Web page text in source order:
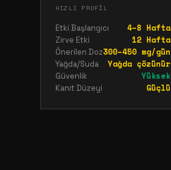
HIZLI PROFIL
Etki Başlangıcı 4–8 Hafta
Zirve Etki 12 Hafta
Önerilen Doz300–450 mg/gün
Yağda/Suda Yağda çözünür
Güvenlik Yüksek
Kanıt Düzeyi Güçlü